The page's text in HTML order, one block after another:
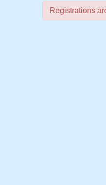
Registrations